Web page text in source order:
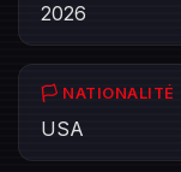
2026
🏳️ NATIONALITÉ
USA